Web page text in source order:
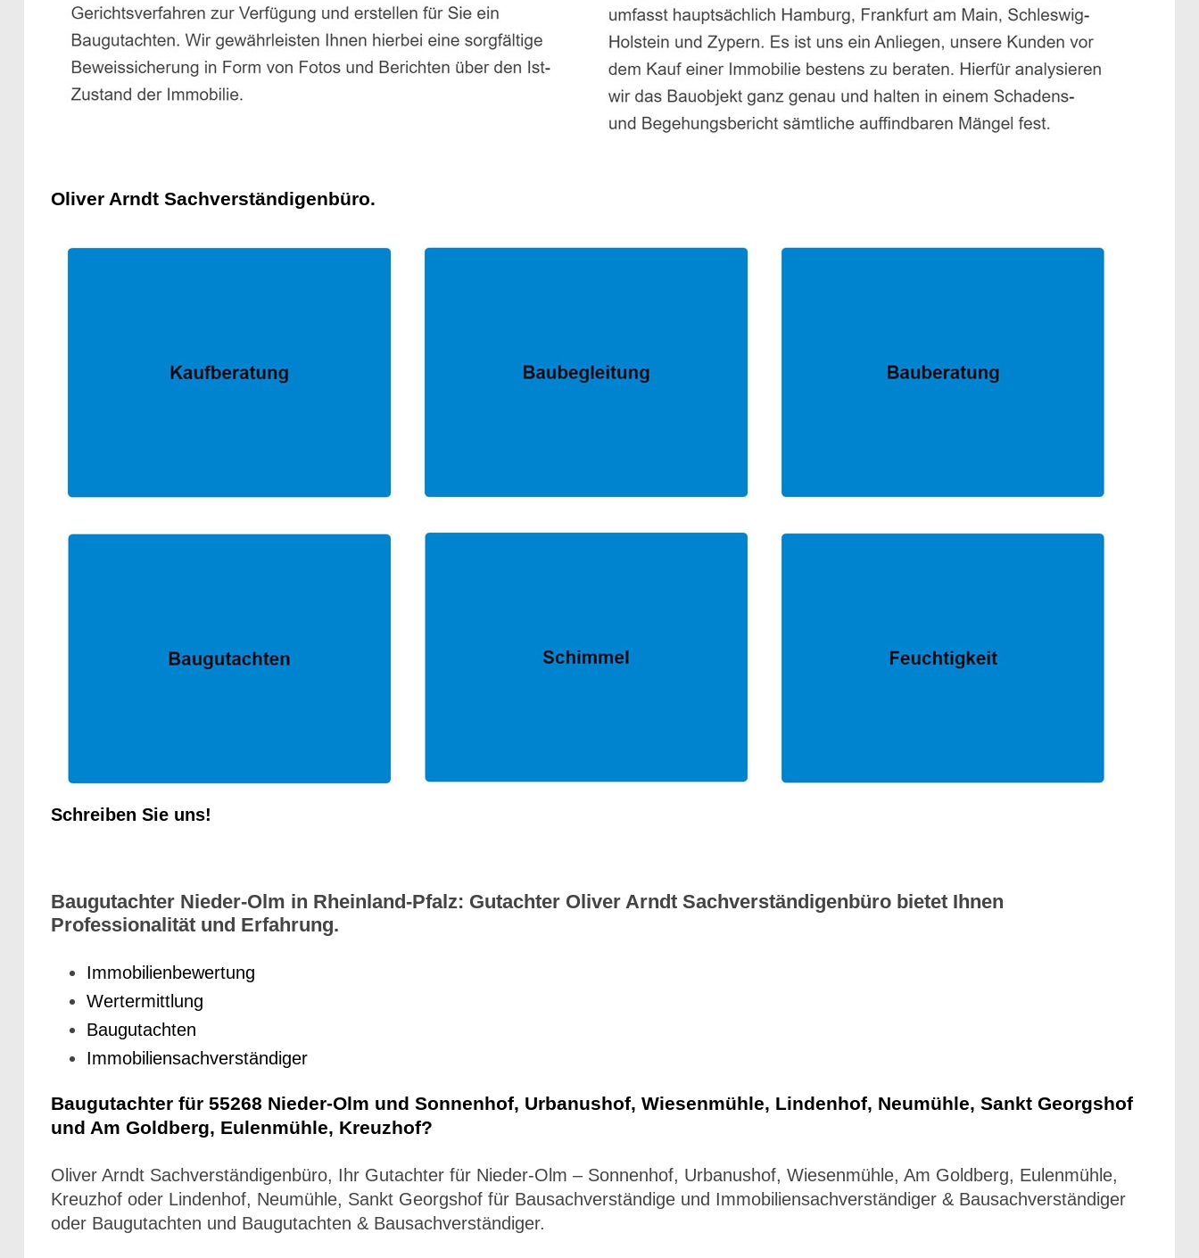
Oliver Arndt Sachverständigenbüro.
Schreiben Sie uns!
Baugutachter Nieder-Olm in Rheinland-Pfalz: Gutachter Oliver Arndt Sachverständigenbüro bietet Ihnen
Professionalität und Erfahrung.
Immobilienbewertung
Wertermittlung
Baugutachten
Immobiliensachverständiger
Baugutachter für 55268 Nieder-Olm und Sonnenhof, Urbanushof, Wiesenmühle, Lindenhof, Neumühle, Sankt Georgshof
und Am Goldberg, Eulenmühle, Kreuzhof?
Oliver Arndt Sachverständigenbüro, Ihr Gutachter für Nieder-Olm – Sonnenhof, Urbanushof, Wiesenmühle, Am Goldberg, Eulenmühle,
Kreuzhof oder Lindenhof, Neumühle, Sankt Georgshof für Bausachverständige und Immobiliensachverständiger & Bausachverständiger
oder Baugutachten und Baugutachten & Bausachverständiger.